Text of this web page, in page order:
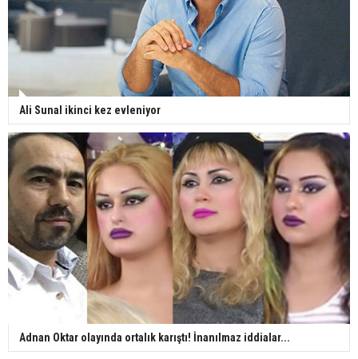
Ali Sunal ikinci kez evleniyor
Adnan Oktar olayında ortalık karıştı! İnanılmaz iddialar...